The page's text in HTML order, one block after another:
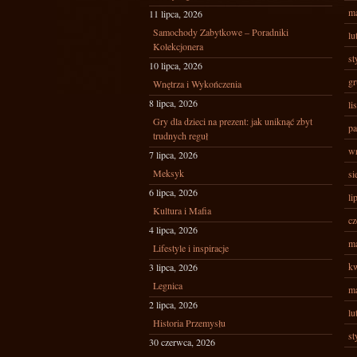
11 lipca, 2026
Samochody Zabytkowe – Poradniki
Kolekcjonera
10 lipca, 2026
Wnętrza i Wykończenia
8 lipca, 2026
Gry dla dzieci na prezent: jak uniknąć zbyt
trudnych reguł
7 lipca, 2026
Meksyk
6 lipca, 2026
Kultura i Mafia
4 lipca, 2026
Lifestyle i inspiracje
3 lipca, 2026
Legnica
2 lipca, 2026
Historia Przemysłu
30 czerwca, 2026